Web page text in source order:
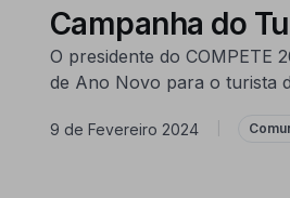
Campanha do
O presidente do COMPETE
de Ano Novo para o turista
9 de Fevereiro 2024